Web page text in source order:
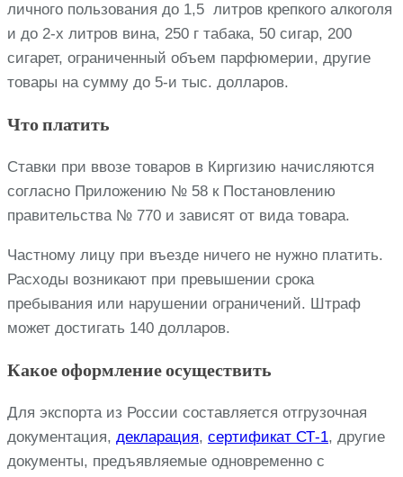
личного пользования до 1,5 литров крепкого алкоголя
и до 2-х литров вина, 250 г табака, 50 сигар, 200
сигарет, ограниченный объем парфюмерии, другие
товары на сумму до 5-и тыс. долларов.
Что платить
Ставки при ввозе товаров в Киргизию начисляются
согласно Приложению № 58 к Постановлению
правительства № 770 и зависят от вида товара.
Частному лицу при въезде ничего не нужно платить.
Расходы возникают при превышении срока
пребывания или нарушении ограничений. Штраф
может достигать 140 долларов.
Какое оформление осуществить
Для экспорта из России составляется отгрузочная
документация, декларация, сертификат СТ-1, другие
документы, предъявляемые одновременно с